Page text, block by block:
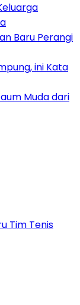
Baru Perangi
ini Kata
Muda dari
Tim Tenis